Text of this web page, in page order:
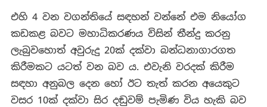
එහි 4 වන වගන්තියේ සඳහන් වන්නේ එම නියෝග
කඩකළ බවට මහාධිකරණය විසින් තීන්දු කරනු
ලැබුවහොත් අවුරුදු 20ක් දක්වා බන්ධනාගාරගත
කිරීමකට යටත් වන බව ය. එවැනි වරදක් කිරීම
සඳහා අනුබල දෙන හෝ ඊට තැත් කරන අයෙකුට
වසර 10ක් දක්වා සිර දඬුවම් පැමිණ විය හැකි බව